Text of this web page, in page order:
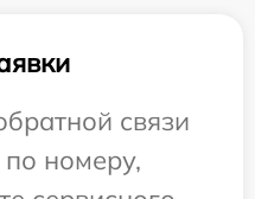
связи
номеру,